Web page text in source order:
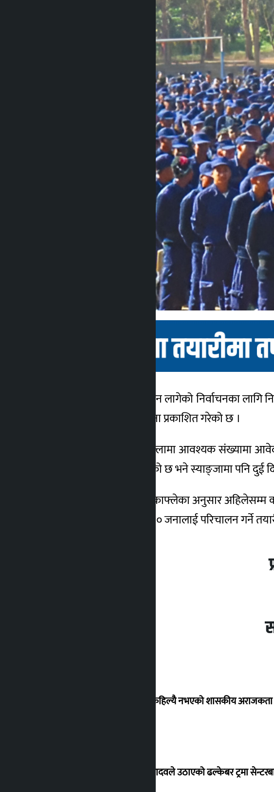
काठमाडौँ । फागुन २१ मा हुन लागेको निर्वाचनका लागि
बजेसम्म आवेदन लिने सूचना प्रकाशित गरेको छ ।
तर कास्की र स्याङ्जा जिल्लामा आवश्यक संख्यामा
गतेसम्म लिने निर्णय गरिएको छ भने स्याङ्जामा पनि
प्रहरी प्रवक्ता अविनारायण काफ्लेका अनुसार
तथा सशस्त्रमा १५ हजार ११० जनालाई परिचालन गर्ने
‘देशमा कहिल्यै नभएको शासकीय
सांसद यादवले उठाएको ढल्केबर ट्रमा